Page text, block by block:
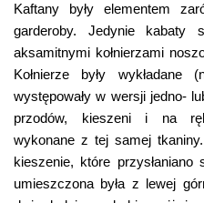
Kaftany były elementem
garderoby. Jedynie kabaty
aksamitnymi kołnierzami
Kołnierze były wykładane
występowały w wersji jedno-
przodów, kieszeni i na
wykonane z tej samej
kieszenie, które
umieszczona była z lewej